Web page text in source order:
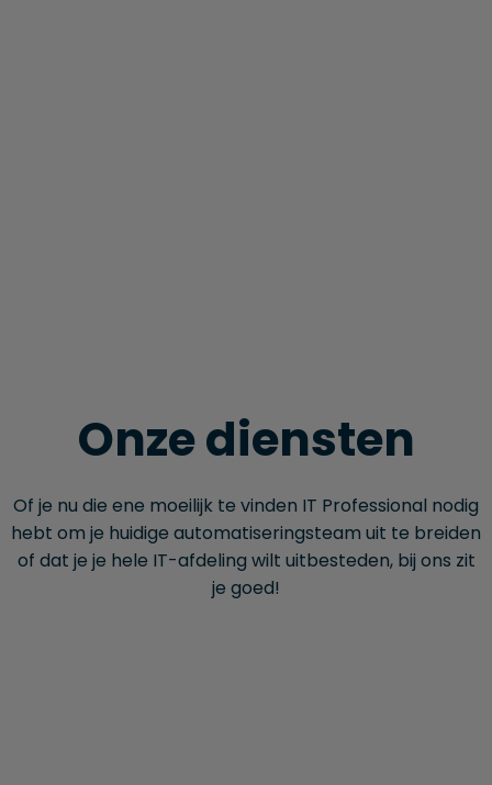
Onze diensten
Of je nu die ene moeilijk te vinden IT Professional nodig
hebt om je huidige automatiseringsteam uit te breiden
of dat je je hele IT-afdeling wilt uitbesteden, bij ons zit
je goed!